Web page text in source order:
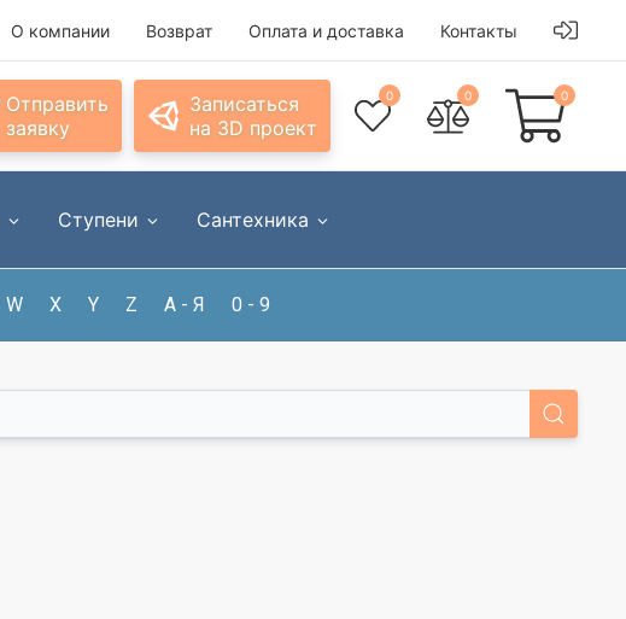
О компании Возврат Оплата и доставка Контакты
Отправить
заявку
Записаться
на 3D проект
0 0 0
Ступени Сантехника
W X Y Z А - Я 0 - 9